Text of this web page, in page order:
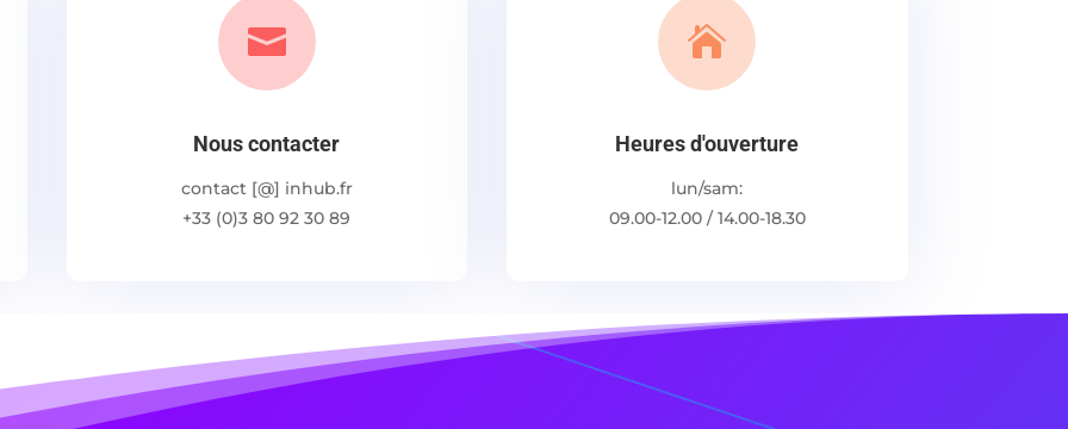

Nous contacter
contact [@] inhub.fr
+33 (0)3 80 92 30 89

Heures d'ouverture
lun/sam:
09.00-12.00 / 14.00-18.30